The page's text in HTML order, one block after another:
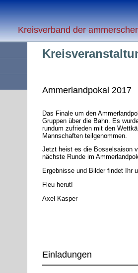
Kreisverband der
Ammerlandpokal 2017
Das Finale um den
Gruppen über die Bahn. Es
rundum zufrieden mit den
Mannschaften teilgenommen.
Jetzt heist es die Bosselsaison
nächste Runde im
Ergebnisse und Bilder findet Ihr
Fleu herut!
Axel Kasper
Einladungen